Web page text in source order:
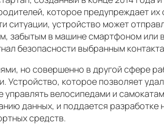
которое предупреждает
ситуации, устройство может
забытым в машине смартфоном или
безопасности выбранным
но совершенно в другой сфере
Устройство, которое позволяет
управлять велосипедами и
данных, и поддается
средств.